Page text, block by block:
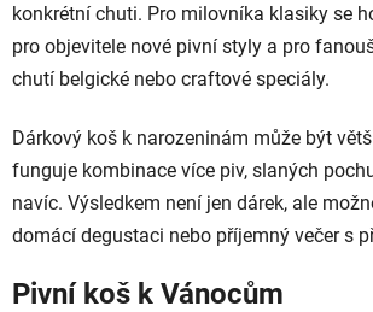
konkrétní chuti. Pro milovníka klasiky se
pro objevitele nové pivní styly a pro
chutí belgické nebo craftové speciály.
Dárkový koš k narozeninám může být
funguje kombinace více piv, slaných
navíc. Výsledkem není jen dárek, ale
domácí degustaci nebo příjemný večer s
Pivní koš k Vánocům